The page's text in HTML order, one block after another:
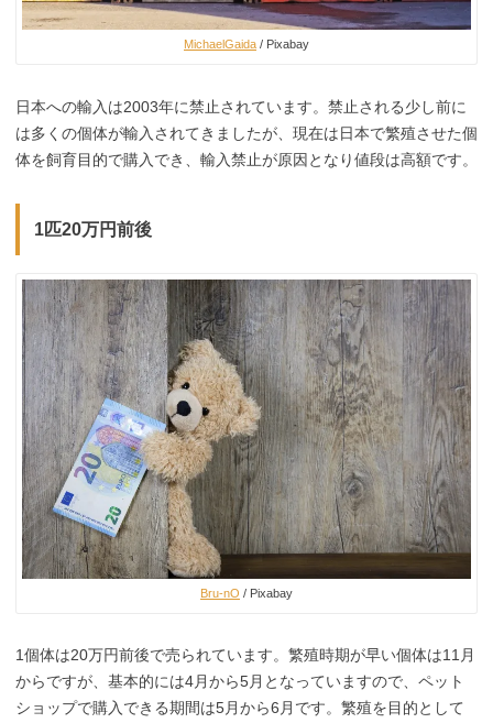
MichaelGaida / Pixabay
日本への輸入は2003年に禁止されています。禁止される少し前に
は多くの個体が輸入されてきましたが、現在は日本で繁殖させた個
体を飼育目的で購入でき、輸入禁止が原因となり値段は高額です。
1匹20万円前後
Bru-nO / Pixabay
1個体は20万円前後で売られています。繁殖時期が早い個体は11月
からですが、基本的には4月から5月となっていますので、ペット
ショップで購入できる期間は5月から6月です。繁殖を目的として